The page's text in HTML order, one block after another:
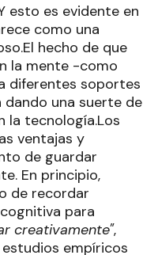
esto es evidente en
como una
hecho de que
la mente -como
diferentes soportes
dando una suerte de
la tecnología.Los
ventajas y
de guardar
En principio,
de recordar
para
creativamente",
estudios empíricos